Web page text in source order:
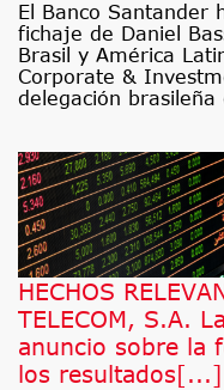
El Banco Santander
fichaje de Daniel
Brasil y América
Corporate &
delegación brasileña
HECHOS
TELECOM, S.A.
anuncio sobre la
los resultados[...]